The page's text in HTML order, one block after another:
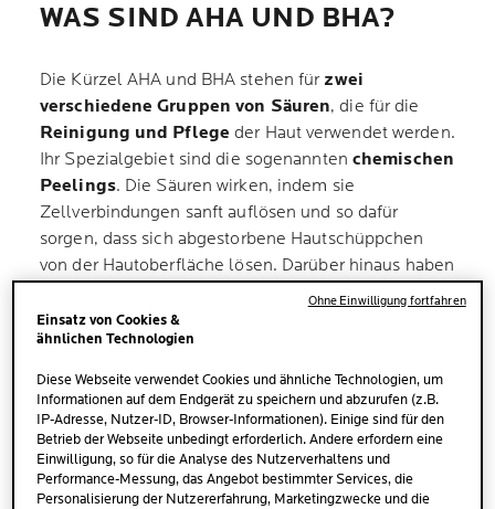
WAS SIND AHA UND BHA?
Die Kürzel AHA und BHA stehen fürzwei
verschiedene Gruppen von Säuren, die für die
Reinigung und Pflege der Haut verwendet werden.
Ihr Spezialgebiet sind die sogenannten chemischen
Peelings. Die Säuren wirken, indem sie
Zellverbindungen sanft auflösen und so dafür
sorgen, dass sich abgestorbene Hautschüppchen
von der Hautoberfläche lösen. Darüber hinaus haben
sie noch weitere Eigenschaften, die der Haut
zugutekommen.
Schon gewusst?Chemische Peelings mit AHA-
und/oder BHA-Säuren gibt es für das Gesicht und
den Körper.
Einsatz von Cookies &
ähnlichen Technologien
Diese Webseite verwendet Cookies und ähnliche Technologien, um
Informationen auf dem Endgerät zu speichern und abzurufen (z.B.
IP-Adresse, Nutzer-ID, Browser-Informationen). Einige sind für den
Betrieb der Webseite unbedingt erforderlich. Andere erfordern eine
Einwilligung, so für die Analyse des Nutzerverhaltens und
Performance-Messung, das Angebot bestimmter Services, die
Personalisierung der Nutzererfahrung, Marketingzwecke und die
Ohne Einwilligung fortfahren